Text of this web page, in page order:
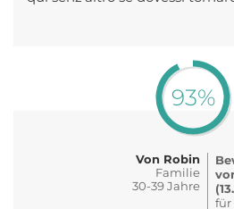
93%
Von Robin
Familie
30-39 Jahre
für